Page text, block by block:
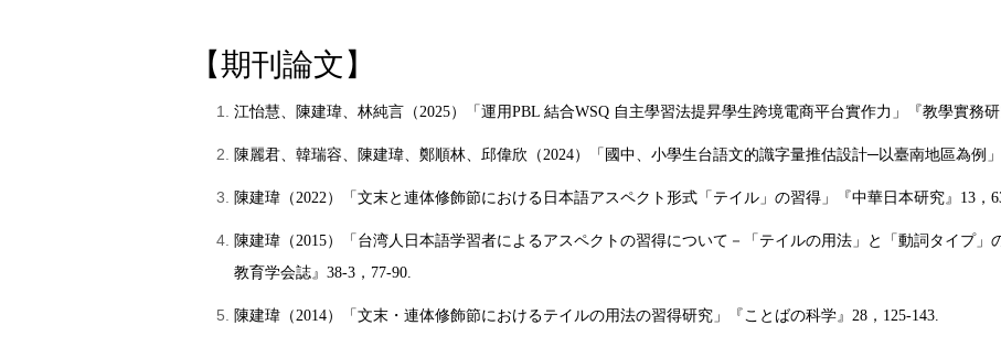
【期刊論文】
江怡慧、陳建瑋、林純言（2025） 「 運用PBL 結合WSQ 自主學習法提昇學生跨境電商平台實作力 」『教學實務
陳麗君、韓瑞容、陳建瑋、鄭順林、邱偉欣（ 2024） 「 國中、小學生台語文的識字量推估設計─以臺南地區為例
陳建瑋（2022）「文末と連体修飾節における日本語アスペクト形式「テイル」の習得」『中華日本研究』13，
陳建瑋（2015）「台湾人日本語学習者によるアスペクトの習得について－「テイルの用法」と「動詞タイプ」
教育学会誌』38-3，77-90.
陳建瑋（2014）「文末・連体修飾節におけるテイルの用法の習得研究」『ことばの科学』28，125-143.